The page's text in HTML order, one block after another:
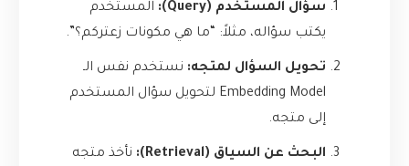
سؤال المستخدم (Query):
المستخدم
يكتب سؤاله، مثلاً: “ما هي مكونات زعتركم؟”.
تحويل السؤال لمتجه: نستخدم نفس الـ
Embedding Model لتحويل سؤال المستخدم
إلى متجه.
البحث عن السياق (Retrieval):
نأخذ متجه